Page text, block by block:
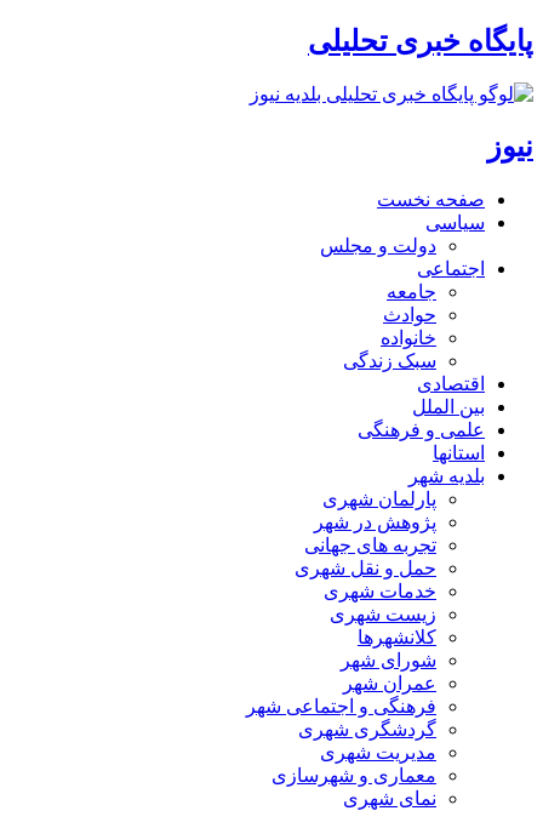
پایگاه خبری تحلیلی
نیوز
صفحه نخست
سیاسی
دولت و مجلس
اجتماعی
جامعه
حوادث
خانواده
سبک زندگی
اقتصادی
بین الملل
علمی و فرهنگی
استانها
بلدیه شهر
پارلمان شهری
پژوهش در شهر
تجربه های جهانی
حمل و نقل شهری
خدمات شهری
زیست شهری
کلانشهرها
شورای شهر
عمران شهر
فرهنگی و اجتماعی شهر
گردشگری شهری
مدیریت شهری
معماری و شهرسازی
نمای شهری